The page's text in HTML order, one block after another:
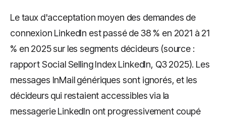
Le taux d'acceptation moyen des demandes de
connexion LinkedIn est passé de 38 % en 2021 à 21
% en 2025 sur les segments décideurs (source :
rapport Social Selling Index LinkedIn, Q3 2025). Les
messages InMail génériques sont ignorés, et les
décideurs qui restaient accessibles via la
messagerie LinkedIn ont progressivement coupé